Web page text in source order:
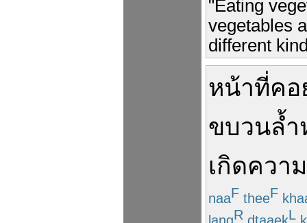
"Eating
vegetables
different
หน้าที่คอ
ขบวนล้ำ
เกิดควา
naaF theeF
langR dtaaekL